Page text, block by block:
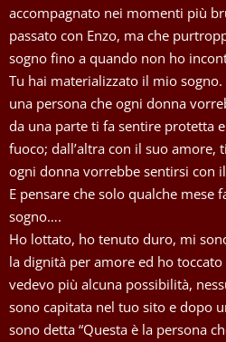
accompagnato nei momenti più
passato con Enzo, ma che
sogno fino a quando non ho
Tu hai materializzato il mio
una persona che ogni donna
da una parte ti fa sentire protetta
fuoco; dall’altra con il suo amore,
ogni donna vorrebbe sentirsi con
E pensare che solo qualche mese
sogno….
Ho lottato, ho tenuto duro, mi
la dignità per amore ed ho
vedevo più alcuna possibilità,
sono capitata nel tuo sito e dopo
sono detta “Questa è la persona